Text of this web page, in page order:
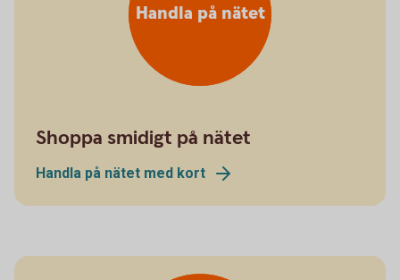
Handla på nätet
Shoppa smidigt på nätet
Handla på nätet med kort